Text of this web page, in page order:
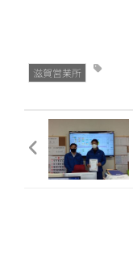
滋賀営業所